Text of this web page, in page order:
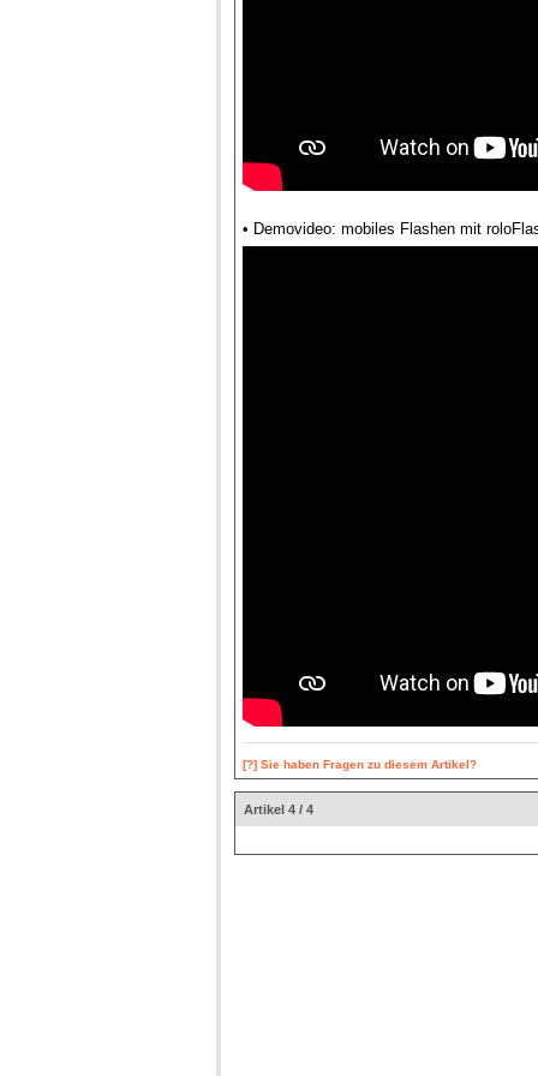
• Demovideo: mobiles Flashen mit
[?] Sie haben Fragen zu diesem Artikel?
Artikel 4 / 4